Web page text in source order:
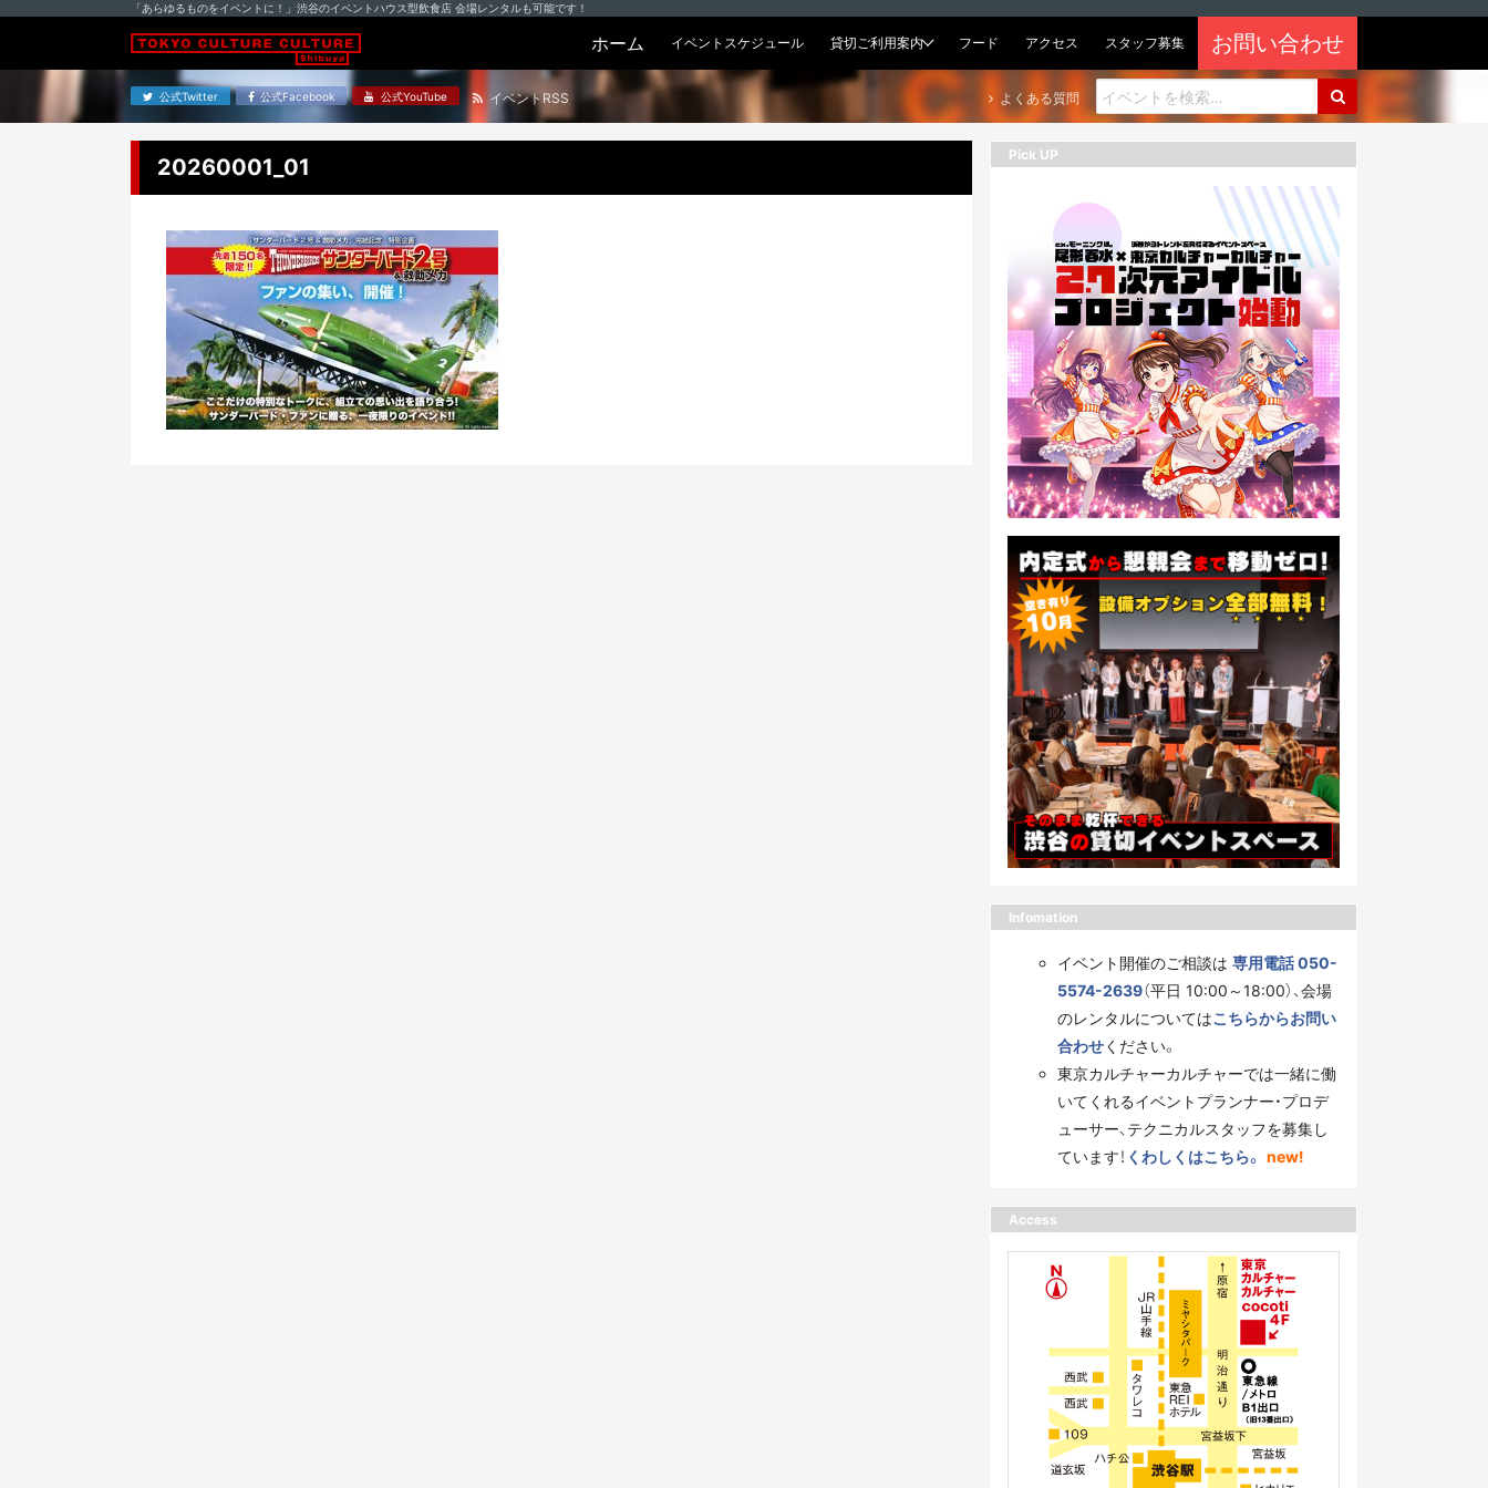
「あらゆるものをイベントに！」渋谷のイベントハウス型飲食店 会場レンタルも可能です！
ホーム イベントスケジュール 貸切ご利用案内 フード アクセス スタッフ募集 お問い合わせ
公式Twitter 公式Facebook 公式YouTube イベントRSS よくある質問
20260001_01 Pick UP
Infomation
イベント開催のご相談は 専用電話 050-
5574-2639（平日 10:00～18:00）、会場
のレンタルについてはこちらからお問い
合わせください。
東京カルチャーカルチャーでは一緒に働
いてくれるイベントプランナー・プロデ
ューサー、テクニカルスタッフを募集し
ています！ くわしくはこちら。 new!
Access